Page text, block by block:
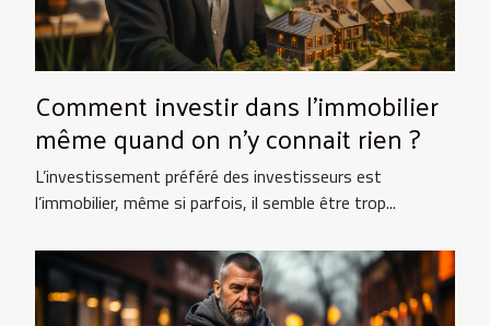
Comment investir dans l’immobilier
même quand on n’y connait rien ?
L’investissement préféré des investisseurs est
l’immobilier, même si parfois, il semble être trop...